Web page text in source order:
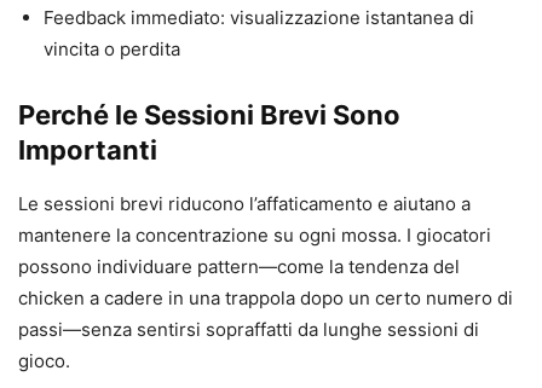
Feedback immediato: visualizzazione istantanea di
vincita o perdita
Perché le Sessioni Brevi Sono
Importanti
Le sessioni brevi riducono l’affaticamento e aiutano a
mantenere la concentrazione su ogni mossa. I giocatori
possono individuare pattern—come la tendenza del
chicken a cadere in una trappola dopo un certo numero di
passi—senza sentirsi sopraffatti da lunghe sessioni di
gioco.